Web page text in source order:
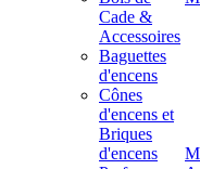
Cade &
Accessoires
Baguettes
d'encens
Cônes
d'encens et
Briques
d'encens